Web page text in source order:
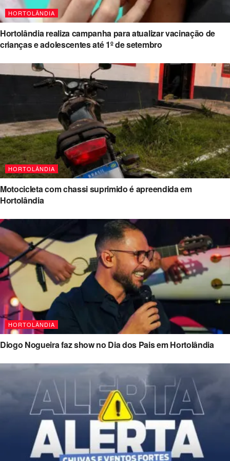
HORTOLÂNDIA
Hortolândia realiza campanha para atualizar vacinação de
crianças e adolescentes até 1º de setembro
HORTOLÂNDIA
Motocicleta com chassi suprimido é apreendida em
Hortolândia
HORTOLÂNDIA
Diogo Nogueira faz show no Dia dos Pais em Hortolândia